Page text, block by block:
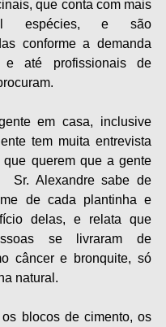
que conta com mais
e são
conforme a demanda
e até profissionais de
em casa, inclusive
tem muita entrevista
que querem que a gente
Sr. Alexandre sabe de
de cada plantinha e
delas, e relata que
se livraram de
câncer e bronquite, só
natural.
blocos de cimento, os